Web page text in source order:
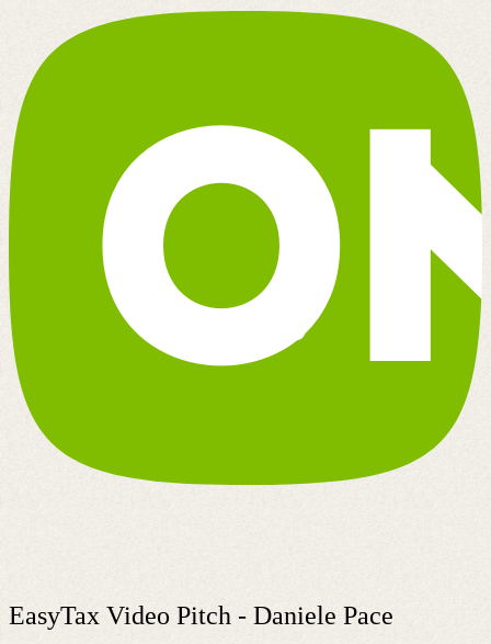
EasyTax Video Pitch - Daniele Pace